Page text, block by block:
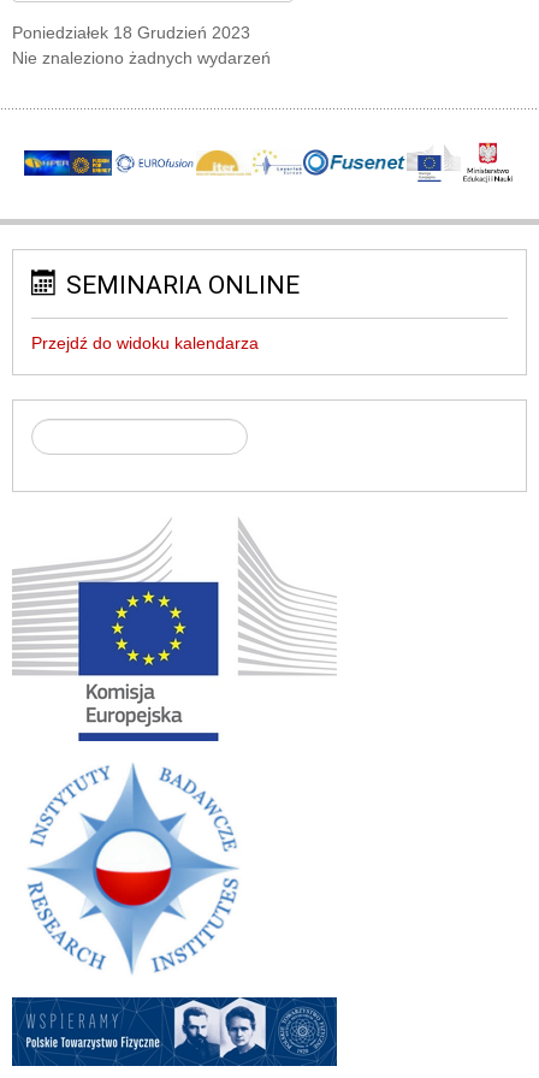
Poniedziałek 18 Grudzień 2023
Nie znaleziono żadnych wydarzeń
SEMINARIA ONLINE
Przejdź do widoku kalendarza